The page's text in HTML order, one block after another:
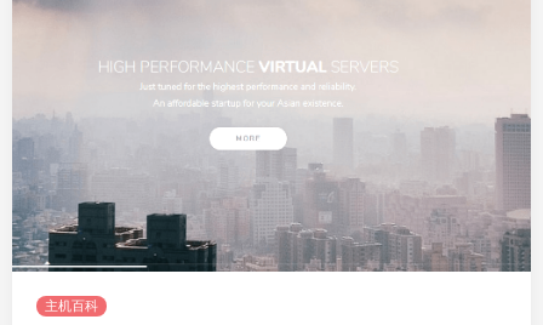
主机百科